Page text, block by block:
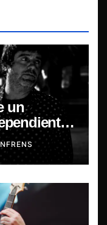
un
de